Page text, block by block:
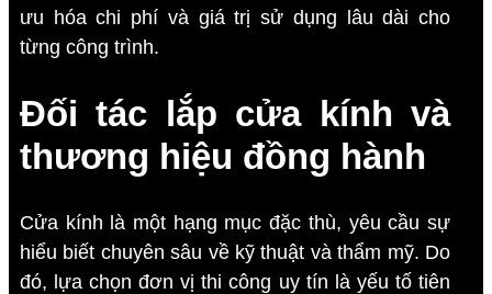
ưu hóa chi phí và giá trị sử dụng lâu dài cho
từng công trình.
Đối tác lắp cửa kính và
thương hiệu đồng hành
Cửa kính là một hạng mục đặc thù, yêu cầu sự
hiểu biết chuyên sâu về kỹ thuật và thẩm mỹ. Do
đó, lựa chọn đơn vị thi công uy tín là yếu tố tiên